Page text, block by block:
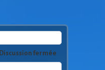
Discussion fermée